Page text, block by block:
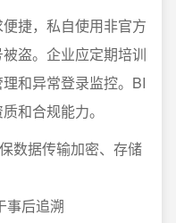
捷，私自使用非官方
盗。企业应定期培训
和异常登录监控。BI
和合规能力。
数据传输加密、存储
事后追溯